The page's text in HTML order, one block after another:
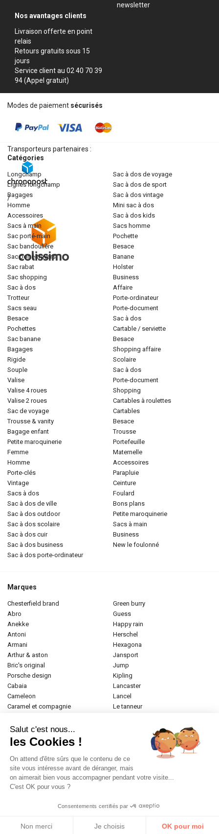
newsletter
Nos avantages clients
Livraison offerte en point
relais
Retours gratuits sous 15
jours
Service client au 02 40 70 39
94 (Appel gratuit)
Modes de paiement sécurisés
Transporteurs partenaires :
/
Catégories
longchamp
lignes longchamp
bagages
homme
accessoires
sacs à main
sac porté-main
sac bandoulière
sac porté-travers
sac rabat
sac shopping
sac à dos
trotteur
sacs seau
besace
pochettes
sac banane
bagages
rigide
souple
valise
valise 4 roues
valise 2 roues
sac de voyage
trousse & vanity
bagage enfant
petite maroquinerie
femme
homme
porte-clés
vintage
sacs à dos
sac à dos de ville
sac à dos outdoor
sac à dos scolaire
sac à dos cuir
sac à dos business
sac à dos porte-ordinateur
sac à dos de voyage
sac à dos de sport
sac à dos vintage
mini sac à dos
sac à dos kids
sacs homme
pochette
besace
banane
holster
business
affaire
porte-ordinateur
porte-document
sac à dos
cartable / serviette
besace
shopping affaire
scolaire
sac à dos
porte-document
shopping
cartables à roulettes
cartables
besace
trousse
portefeuille
maternelle
accessoires
parapluie
ceinture
foulard
bons plans
petite maroquinerie
sacs à main
business
new le foulonné
Marques
chesterfield brand
abro
anekke
antoni
armani
arthur & aston
bric's original
porsche design
cabaia
cameleon
caramel et compagnie
donna celi
eastpak
elite
emily & noah
esprit
etrier
fabrizio
green burry
guess
happy rain
herschel
hexagona
jansport
jump
kipling
lancaster
lancel
le tanneur
paul marius
samsonite
tamaris
valentino
Salut c'est nous...
les Cookies !
On attend d'être sûrs que le contenu de ce
site vous intéresse avant de déranger, mais
on aimerait bien vous accompagner pendant votre visite...
C'est OK pour vous ?
Consentements certifiés par
Non merci Je choisis OK pour moi